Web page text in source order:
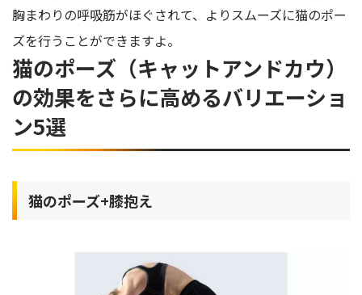
胸まわりの呼吸筋がほぐされて、よりスムーズに猫のポー
ズを行うことができますよ。
猫のポーズ（キャットアンドカウ）
の効果をさらに高めるバリエーショ
ン5選
猫のポーズ+膝抱え